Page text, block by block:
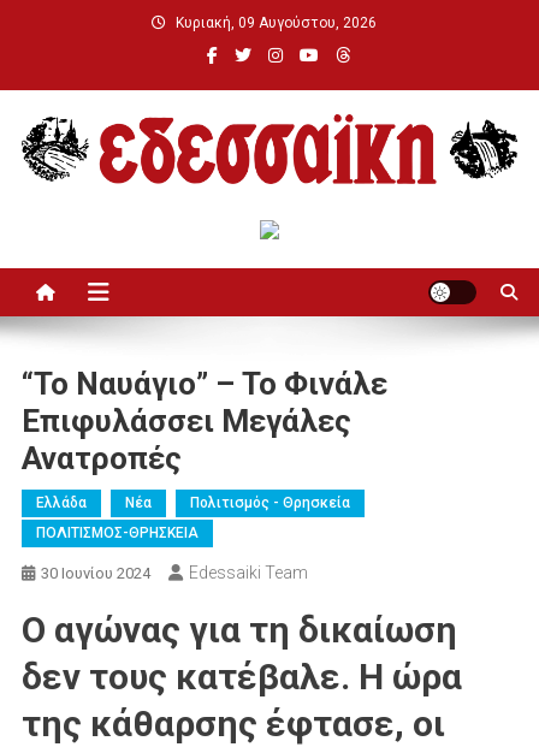
Κυριακή, 09 Αυγούστου, 2026
“Το Ναυάγιο” – Το Φινάλε
Επιφυλάσσει Μεγάλες
Ανατροπές
Ελλάδα Νέα
Πολιτισμός - Θρησκεία
ΠΟΛΙΤΙΣΜΟΣ-ΘΡΗΣΚΕΙΑ
30 Ιουνίου 2024 Edessaiki Team
Ο αγώνας για τη δικαίωση
δεν τους κατέβαλε. Η ώρα
της κάθαρσης έφτασε, οι